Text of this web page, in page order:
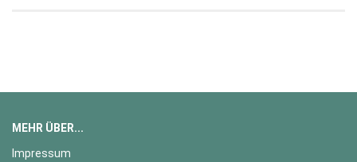
MEHR ÜBER...
Impressum